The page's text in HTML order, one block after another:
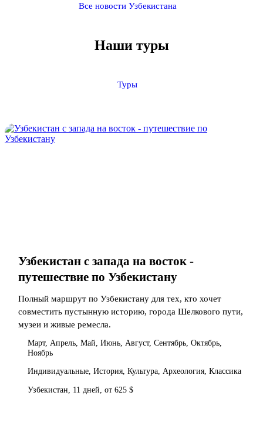
Все новости Узбекистана
Наши туры
Туры
Узбекистан с запада на восток -
путешествие по Узбекистану
Полный маршрут по Узбекистану для тех, кто хочет
совместить пустынную историю, города Шелкового пути,
музеи и живые ремесла.
Март, Апрель, Май, Июнь, Август, Сентябрь, Октябрь,
Ноябрь
Индивидуальные, История, Культура, Археология, Классика
Узбекистан, 11 дней, от 625 $